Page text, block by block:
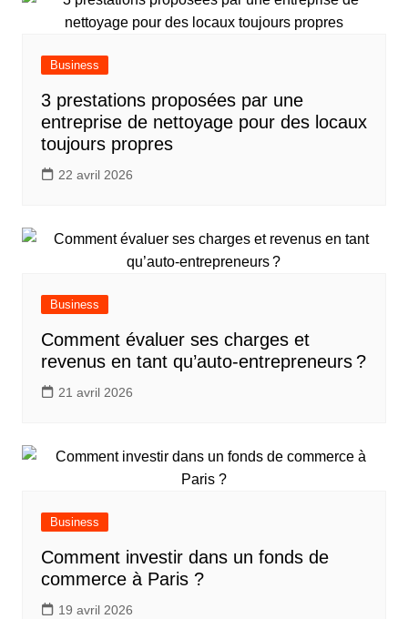
Business
3 prestations proposées par une
entreprise de nettoyage pour des locaux
toujours propres
22 avril 2026
Business
Comment évaluer ses charges et
revenus en tant qu’auto-entrepreneurs ?
21 avril 2026
Business
Comment investir dans un fonds de
commerce à Paris ?
19 avril 2026